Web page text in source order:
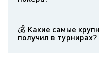
университетов и работал
сосредоточиться на покере.
💰 Какие самые
получил в турнирах?